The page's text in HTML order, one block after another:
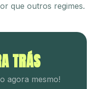
que outros regimes.
TRÁS
agora mesmo!